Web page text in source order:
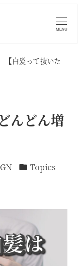
MENU
【白髪って抜いた
んどん増
カテゴリー
Topics